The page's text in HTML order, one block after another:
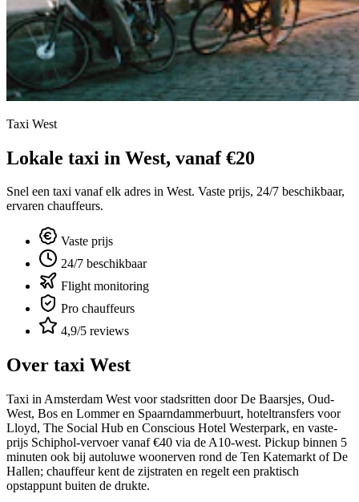
Taxi West
Lokale taxi in West, vanaf €20
Snel een taxi vanaf elk adres in West. Vaste prijs, 24/7 beschikbaar,
ervaren chauffeurs.
Vaste prijs
24/7 beschikbaar
Flight monitoring
Pro chauffeurs
4,9/5 reviews
Over taxi West
Taxi in Amsterdam West voor stadsritten door De Baarsjes, Oud-
West, Bos en Lommer en Spaarndammerbuurt, hoteltransfers voor
Lloyd, The Social Hub en Conscious Hotel Westerpark, en vaste-
prijs Schiphol-vervoer vanaf €40 via de A10-west. Pickup binnen 5
minuten ook bij autoluwe woonerven rond de Ten Katemarkt of De
Hallen; chauffeur kent de zijstraten en regelt een praktisch
opstappunt buiten de drukte.